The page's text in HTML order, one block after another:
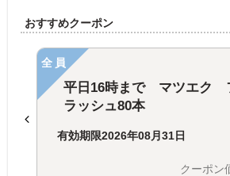
おすすめクーポン
全員
平日16時まで マツエク
ラッシュ80本
有効期限2026年08月31日
クーポン